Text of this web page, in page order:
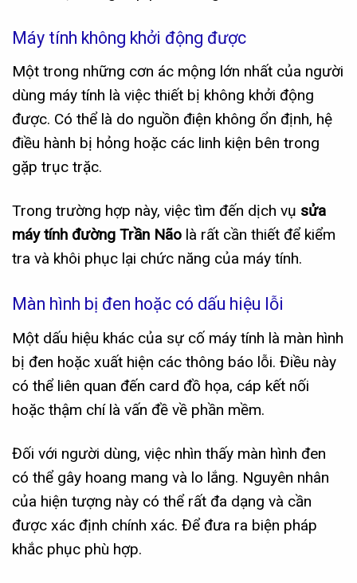
Máy tính không khởi động được
Một trong những cơn ác mộng lớn nhất của người
dùng máy tính là việc thiết bị không khởi động
được. Có thể là do nguồn điện không ổn định, hệ
điều hành bị hỏng hoặc các linh kiện bên trong
gặp trục trặc.
Trong trường hợp này, việc tìm đến dịch vụ sửa
máy tính đường Trần Não là rất cần thiết để kiểm
tra và khôi phục lại chức năng của máy tính.
Màn hình bị đen hoặc có dấu hiệu lỗi
Một dấu hiệu khác của sự cố máy tính là màn hình
bị đen hoặc xuất hiện các thông báo lỗi. Điều này
có thể liên quan đến card đồ họa, cáp kết nối
hoặc thậm chí là vấn đề về phần mềm.
Đối với người dùng, việc nhìn thấy màn hình đen
có thể gây hoang mang và lo lắng. Nguyên nhân
của hiện tượng này có thể rất đa dạng và cần
được xác định chính xác. Để đưa ra biện pháp
khắc phục phù hợp.